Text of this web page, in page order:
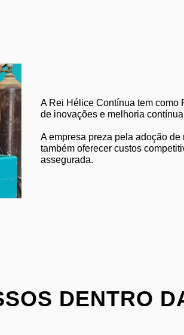
A Rei Hélice Contínua tem como
de inovações e melhoria
A empresa preza pela adoção
também oferecer custos
assegurada.
DENTRO